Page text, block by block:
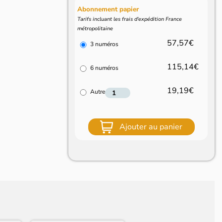
Abonnement papier
Tarifs incluant les frais d'expédition France
métropolitaine
3 numéros 57,57€
6 numéros 115,14€
Autre 19,19€
Ajouter au panier